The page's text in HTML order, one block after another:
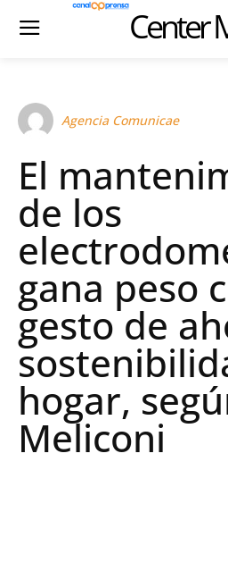
Center
Agencia Comunicae
El
de los
gana peso
gesto de
hogar,
Meliconi